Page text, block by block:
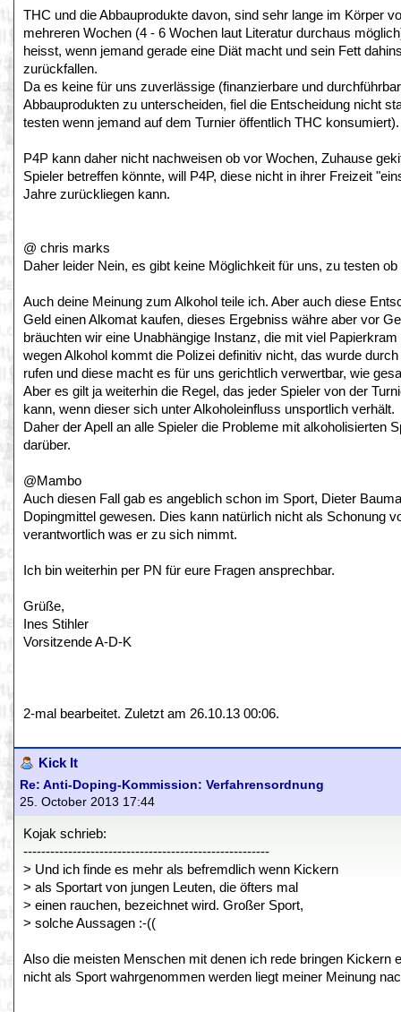
THC und die Abbauprodukte davon, sind sehr lange im Körper
mehreren Wochen (4 - 6 Wochen laut Literatur durchaus
heisst, wenn jemand gerade eine Diät macht und sein Fett
zurückfallen.
Da es keine für uns zuverlässige (finanzierbare und
Abbauprodukten zu unterscheiden, fiel die Entscheidung nicht
testen wenn jemand auf dem Turnier öffentlich THC konsumiert).
P4P kann daher nicht nachweisen ob vor Wochen, Zuhause
Spieler betreffen könnte, will P4P, diese nicht in ihrer Freizeit
Jahre zurückliegen kann.
@ chris marks
Daher leider Nein, es gibt keine Möglichkeit für uns, zu testen
Auch deine Meinung zum Alkohol teile ich. Aber auch diese
Geld einen Alkomat kaufen, dieses Ergebniss währe aber vor
bräuchten wir eine Unabhängige Instanz, die mit viel
wegen Alkohol kommt die Polizei definitiv nicht, das wurde
rufen und diese macht es für uns gerichtlich verwertbar, wie
Aber es gilt ja weiterhin die Regel, das jeder Spieler von der
kann, wenn dieser sich unter Alkoholeinfluss unsportlich verhält.
Daher der Apell an alle Spieler die Probleme mit alkoholisierten
darüber.
@Mambo
Auch diesen Fall gab es angeblich schon im Sport, Dieter
Dopingmittel gewesen. Dies kann natürlich nicht als Schonung
verantwortlich was er zu sich nimmt.
Ich bin weiterhin per PN für eure Fragen ansprechbar.
Grüße,
Ines Stihler
Vorsitzende A-D-K
2-mal bearbeitet. Zuletzt am 26.10.13 00:06.
Kick It
Re: Anti-Doping-Kommission: Verfahrensordnung
25. October 2013 17:44
Kojak schrieb:
-------------------------------------------------------
> Und ich finde es mehr als befremdlich wenn Kickern
> als Sportart von jungen Leuten, die öfters mal
> einen rauchen, bezeichnet wird. Großer Sport,
> solche Aussagen :-((
Also die meisten Menschen mit denen ich rede bringen Kickern
nicht als Sport wahrgenommen werden liegt meiner Meinung